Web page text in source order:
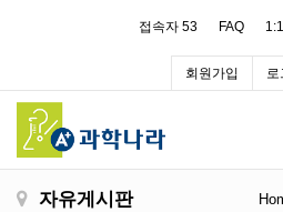
접속자 53 FAQ
회원가입 로
자유게시판